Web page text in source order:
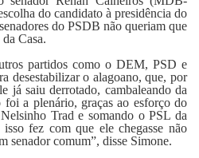
do candidato à presidência do
do PSDB não queriam que
Casa.
partidos como o DEM, PSD e
desestabilizar o alagoano, que, por
já saiu derrotado, cambaleando da
a plenário, graças ao esforço do
Trad e somando o PSL da
fez com que ele chegasse não
senador comum”, disse Simone.